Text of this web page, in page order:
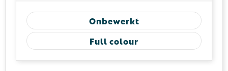
Onbewerkt
Full colour